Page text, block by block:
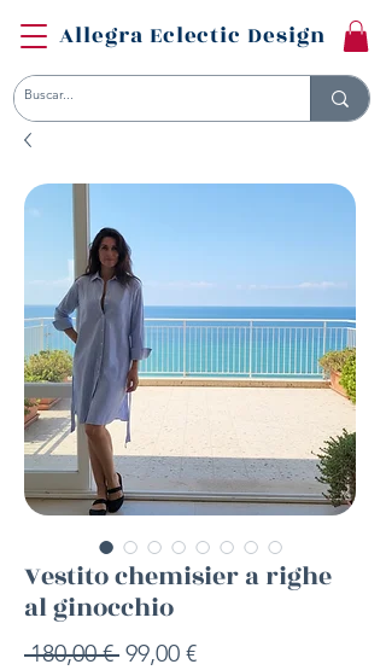
Allegra Eclectic Design
Vestito chemisier a righe
al ginocchio
180,00 € Precio
99,00 €Precio